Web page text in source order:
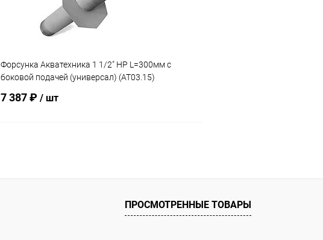
Форсунка Акватехника 1 1/2" НР L=300мм с
боковой подачей (универсал) (AT03.15)
7 387 ₽ / шт
В избранное
Под заказ
ПРОСМОТРЕННЫЕ ТОВАРЫ